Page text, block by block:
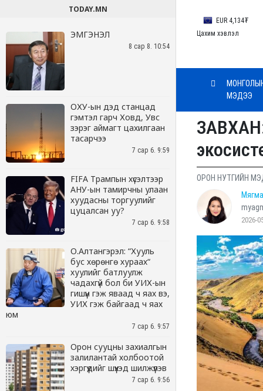
TODAY.MN
ЭМГЭНЭЛ
8 сар 8. 10:54
ОХУ-ын дэд станцад
гэмтэл гарч Ховд, Увс
зэрэг аймагт цахилгаан
тасарчээ
7 сар 6. 9:59
FIFA Трампын хүсэлтээр
АНУ-ын тамирчны улаан
хуудасны торгуулийг
цуцалсан уу?
7 сар 6. 9:58
О.Алтангэрэл: “Хууль
бус хөрөнгө хураах“
хуулийг батлуулж
чадахгүй бол би УИХ-ын
гишүүн гэж яваад ч яах вэ,
УИХ гэж байгаад ч яах
юм
7 сар 6. 9:57
Орон сууцны захиалгын
залилантай холбоотой
хэргүүдийг шүүхэд шилжүүлэв
7 сар 6. 9:56